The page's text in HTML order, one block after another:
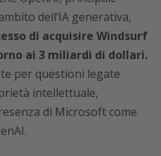
dell’IA generativa,
di acquisire Windsurf
ai 3 miliardi di dollari.
per questioni legate
intellettuale,
di Microsoft come